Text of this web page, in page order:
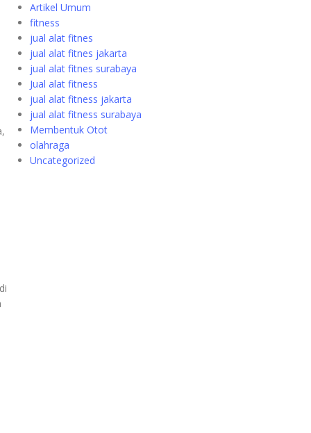
Artikel Umum
fitness
jual alat fitnes
jual alat fitnes jakarta
jual alat fitnes surabaya
Jual alat fitness
jual alat fitness jakarta
jual alat fitness surabaya
Membentuk Otot
olahraga
Uncategorized